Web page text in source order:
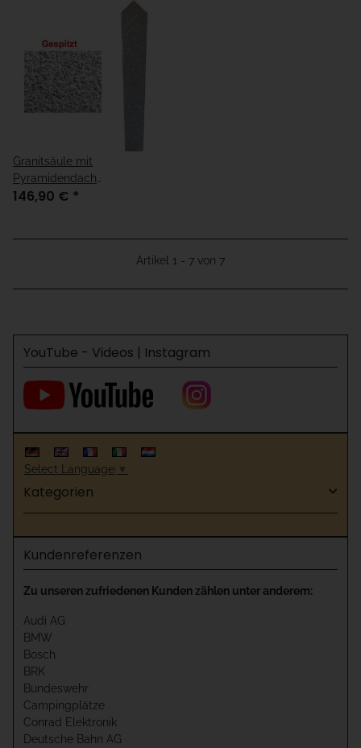
Granitsäule mit
Pyramidendach
15x15x170cm gespitzt
146,90 € *
Artikel 1 - 7 von 7
YouTube - Videos | Instagram
Select Language ▼
Kategorien
Kundenreferenzen
Zu unseren zufriedenen Kunden zählen unter anderem:
Audi AG
BMW
Bosch
BRK
Bundeswehr
Campingplätze
Conrad Elektronik
Deutsche Bahn AG